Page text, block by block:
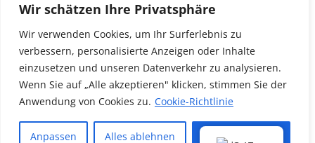
Wir schätzen Ihre Privatsphäre
Wir verwenden Cookies, um Ihr Surferlebnis zu
verbessern, personalisierte Anzeigen oder Inhalte
einzusetzen und unseren Datenverkehr zu analysieren.
Wenn Sie auf „Alle akzeptieren" klicken, stimmen Sie der
Anwendung von Cookies zu. Cookie-Richtlinie
Anpassen Alles ablehnen Alle akzeptieren
Designed by ARION CREATIVE
Copyright © 2025 Dr. Marie - Luise Reiter